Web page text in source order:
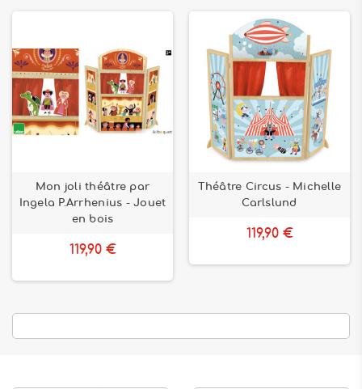
Mon joli théâtre par
Ingela P.Arrhenius - Jouet
en bois
119,90 €
Théâtre Circus - Michelle
Carlslund
119,90 €